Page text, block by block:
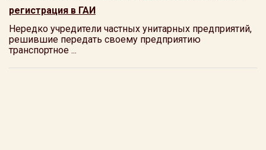
регистрация в ГАИ
Нередко учредители частных унитарных предприятий,
решившие передать своему предприятию
транспортное ...